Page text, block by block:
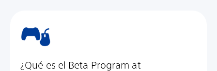
¿Qué es el Beta Program at